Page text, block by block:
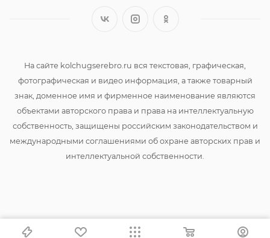
На сайте kolchugserebro.ru вся текстовая, графическая,
фотографическая и видео информация, а также товарный
знак, доменное имя и фирменное наименование являются
объектами авторского права и права на интеллектуальную
собственность, защищены российским законодательством и
международными соглашениями об охране авторских прав и
интеллектуальной собственности.